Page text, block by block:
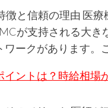
徴と信頼の理由 医
が支持される大き
ワークがあります。
ントは？時給相場